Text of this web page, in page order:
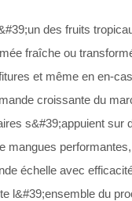
des fruits
fraîche ou
et même en en-
croissante du
s&#39;appuient sur
mangues
échelle avec
l&#39;ensemble du